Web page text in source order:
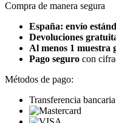
Compra de manera segura
España: envío
Devoluciones
Al menos 1 muestra
Pago seguro con
Métodos de pago:
Transferencia bancaria